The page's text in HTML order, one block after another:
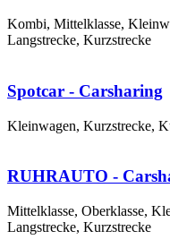
Kombi, Mittelklasse,
Langstrecke, Kurzstrecke
Spotcar - Carsharing
Kleinwagen, Kurzstrecke,
RUHRAUTO -
Mittelklasse, Oberklasse,
Langstrecke, Kurzstrecke